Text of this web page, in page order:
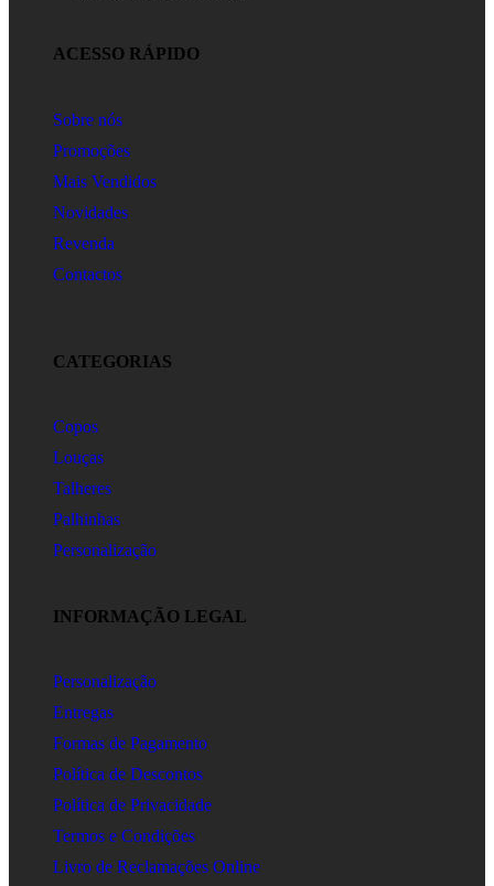
ACESSO RÁPIDO
Sobre nós
Promoções
Mais Vendidos
Novidades
Revenda
Contactos
CATEGORIAS
Copos
Louças
Talheres
Palhinhas
Personalização
INFORMAÇÃO LEGAL
Personalização
Entregas
Formas de Pagamento
Política de Descontos
Política de Privacidade
Termos e Condições
Livro de Reclamações Online